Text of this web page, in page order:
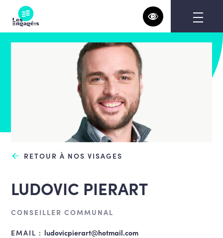
content
RETOUR À NOS VISAGES
LUDOVIC PIERART
CONSEILLER COMMUNAL
EMAIL : ludovicpierart@hotmail.com